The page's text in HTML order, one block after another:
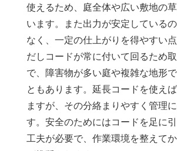
使えるため、庭全体や広い敷地の
います。また出力が安定している
なく、一定の仕上がりを得やすい
だしコードが常に付いて回るため
で、障害物が多い庭や複雑な地形
ともあります。延長コードを使え
ますが、その分絡まりやすく管理
す。安全のためにはコードを足に
工夫が必要で、作業環境を整えて